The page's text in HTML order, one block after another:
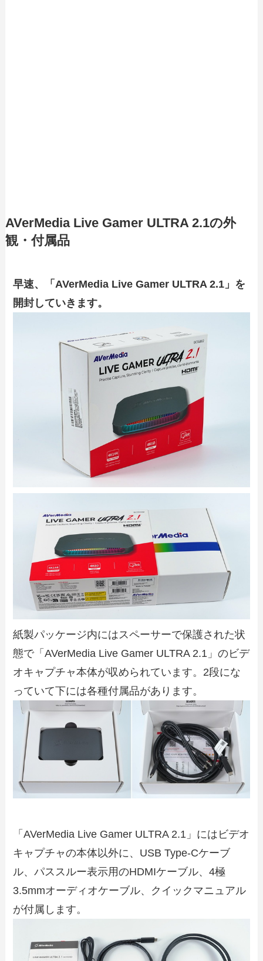
AVerMedia Live Gamer ULTRA 2.1の外
観・付属品
早速、「AVerMedia Live Gamer ULTRA 2.1」を
開封していきます。
紙製パッケージ内にはスペーサーで保護された状
態で「AVerMedia Live Gamer ULTRA 2.1」のビデ
オキャプチャ本体が収められています。2段にな
っていて下には各種付属品があります。
「AVerMedia Live Gamer ULTRA 2.1」にはビデオ
キャプチャの本体以外に、USB Type-Cケーブ
ル、パススルー表示用のHDMIケーブル、4極
3.5mmオーディオケーブル、クイックマニュアル
が付属します。